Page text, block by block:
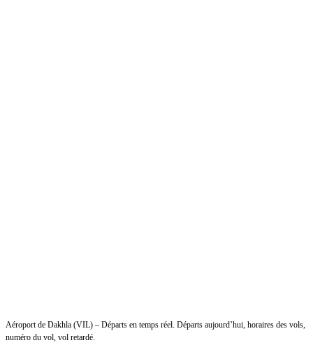
Aéroport de Dakhla (VIL) – Départs en temps réel. Départs aujourd’hui, horaires des vols,
numéro du vol, vol retardé.